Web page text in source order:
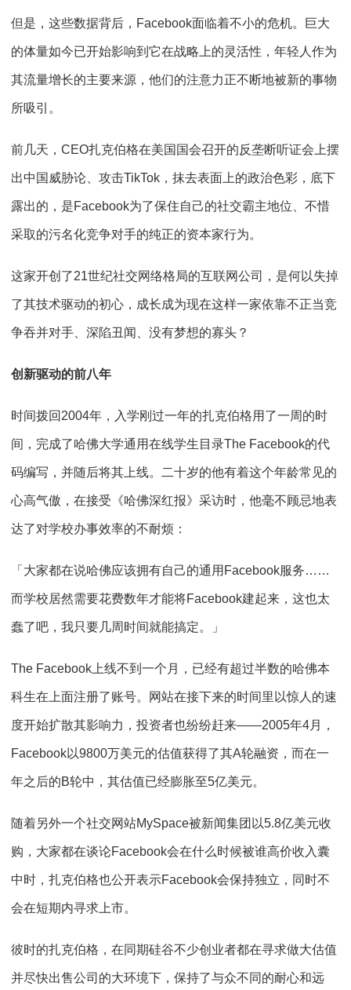
但是，这些数据背后，Facebook面临着不小的危机。巨大
的体量如今已开始影响到它在战略上的灵活性，年轻人作为
其流量增长的主要来源，他们的注意力正不断地被新的事物
所吸引。
前几天，CEO扎克伯格在美国国会召开的反垄断听证会上摆
出中国威胁论、攻击TikTok，抹去表面上的政治色彩，底下
露出的，是Facebook为了保住自己的社交霸主地位、不惜
采取的污名化竞争对手的纯正的资本家行为。
这家开创了21世纪社交网络格局的互联网公司，是何以失掉
了其技术驱动的初心，成长成为现在这样一家依靠不正当竞
争吞并对手、深陷丑闻、没有梦想的寡头？
创新驱动的前八年
时间拨回2004年，入学刚过一年的扎克伯格用了一周的时
间，完成了哈佛大学通用在线学生目录The Facebook的代
码编写，并随后将其上线。二十岁的他有着这个年龄常见的
心高气傲，在接受《哈佛深红报》采访时，他毫不顾忌地表
达了对学校办事效率的不耐烦：
「大家都在说哈佛应该拥有自己的通用Facebook服务……
而学校居然需要花费数年才能将Facebook建起来，这也太
蠢了吧，我只要几周时间就能搞定。」
The Facebook上线不到一个月，已经有超过半数的哈佛本
科生在上面注册了账号。网站在接下来的时间里以惊人的速
度开始扩散其影响力，投资者也纷纷赶来——2005年4月，
Facebook以9800万美元的估值获得了其A轮融资，而在一
年之后的B轮中，其估值已经膨胀至5亿美元。
随着另外一个社交网站MySpace被新闻集团以5.8亿美元收
购，大家都在谈论Facebook会在什么时候被谁高价收入囊
中时，扎克伯格也公开表示Facebook会保持独立，同时不
会在短期内寻求上市。
彼时的扎克伯格，在同期硅谷不少创业者都在寻求做大估值
并尽快出售公司的大环境下，保持了与众不同的耐心和远